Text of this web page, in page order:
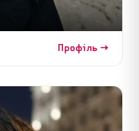
Профіль →